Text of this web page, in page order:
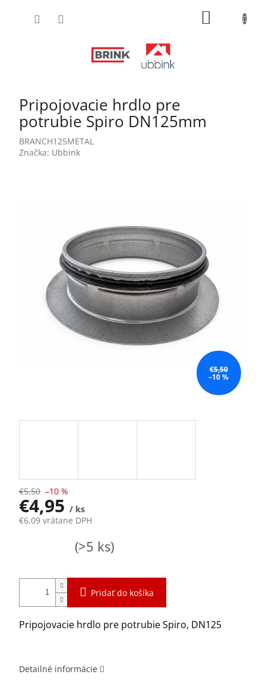
Pripojovacie hrdlo pre
potrubie Spiro DN125mm
BRANCH125METAL
Značka: Ubbink
€5,50
–10 %
€5,50 –10 %
€4,95/ ks
€6,09 vrátane DPH
(>5 ks)
Pridať do košíka
Pripojovacie hrdlo pre potrubie Spiro, DN125
Detailné informácie